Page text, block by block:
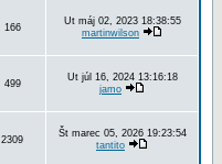
166
Ut máj 02, 2023 18:38:55
martinwilson
499
Ut júl 16, 2024 13:16:18
jamo
2309
Št marec 05, 2026 19:23:54
tantito